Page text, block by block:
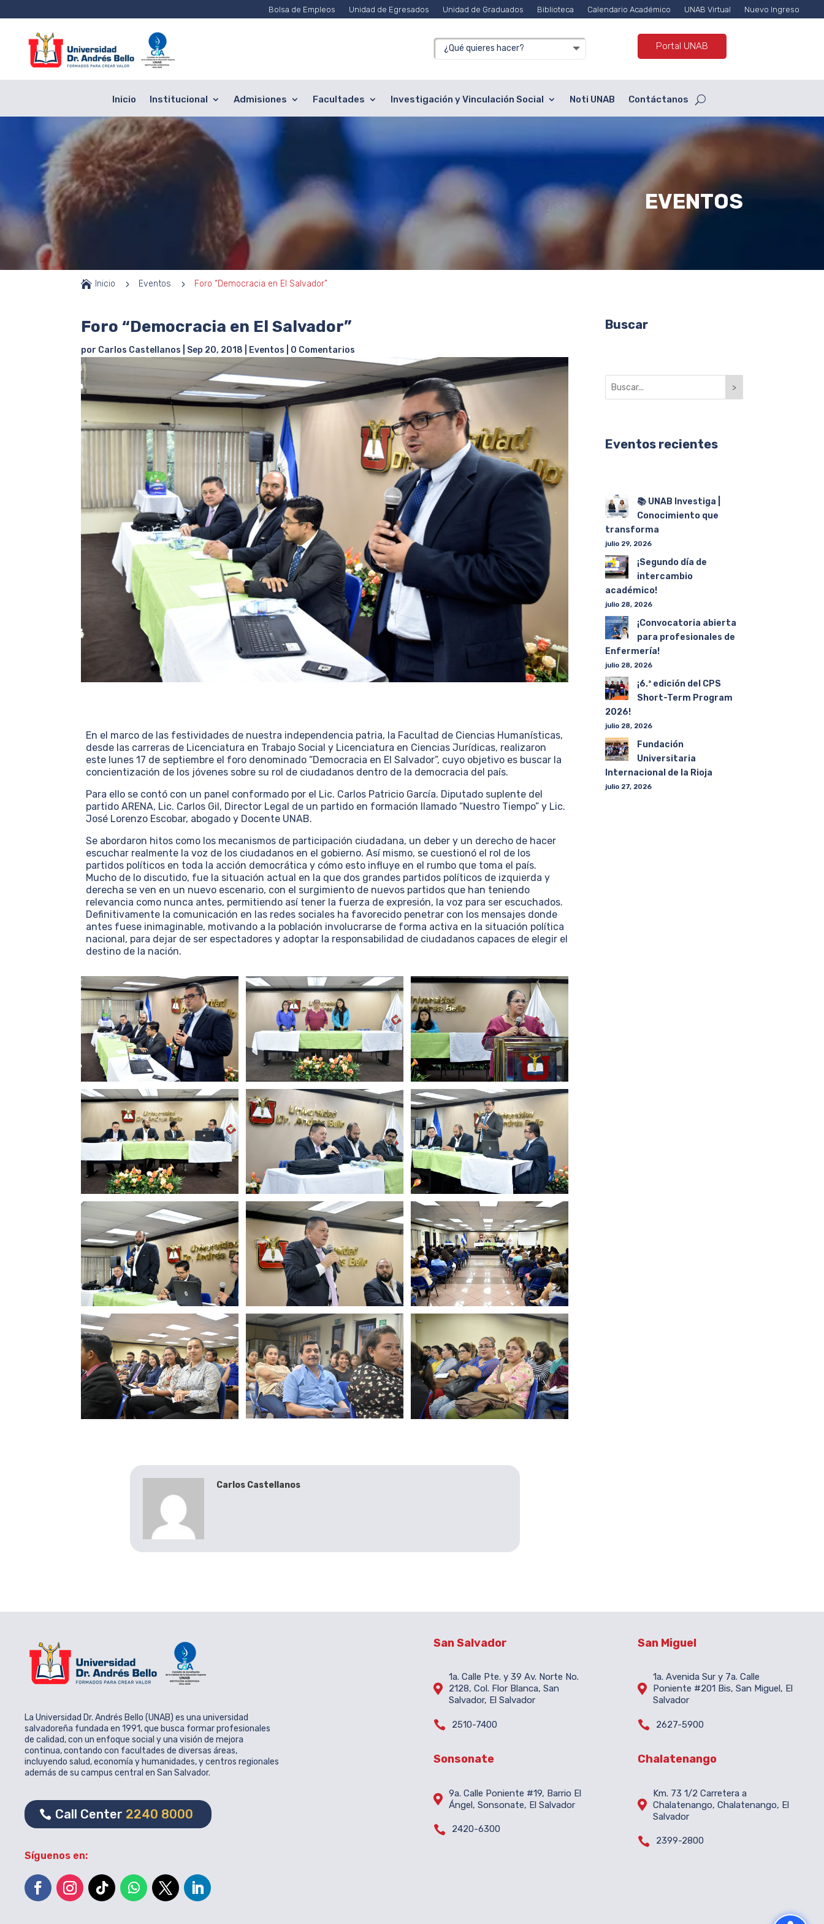
Bolsa de Empleos Unidad de Egresados Unidad de Graduados Biblioteca Calendario Académico UNAB Virtual Nuevo Ingreso
Portal UNAB
Inicio Institucional Admisiones Facultades Investigación y Vinculación Social Noti UNAB Contáctanos
EVENTOS
 Inicio 5 Eventos 5 Foro “Democracia en El Salvador”
Foro “Democracia en El Salvador”
por Carlos Castellanos Sep 20, 2018 Eventos 0 Comentarios
En el marco de las festividades de nuestra independencia patria, la Facultad de Ciencias Humanísticas,
desde las carreras de Licenciatura en Trabajo Social y Licenciatura en Ciencias Jurídicas, realizaron
este lunes 17 de septiembre el foro denominado “Democracia en El Salvador”, cuyo objetivo es buscar la
concientización de los jóvenes sobre su rol de ciudadanos dentro de la democracia del país.
Para ello se contó con un panel conformado por el Lic. Carlos Patricio García. Diputado suplente del
partido ARENA, Lic. Carlos Gil, Director Legal de un partido en formación llamado “Nuestro Tiempo” y Lic.
José Lorenzo Escobar, abogado y Docente UNAB.
Se abordaron hitos como los mecanismos de participación ciudadana, un deber y un derecho de hacer
escuchar realmente la voz de los ciudadanos en el gobierno. Así mismo, se cuestionó el rol de los
partidos políticos en toda la acción democrática y cómo esto influye en el rumbo que toma el país.
Mucho de lo discutido, fue la situación actual en la que dos grandes partidos políticos de izquierda y
derecha se ven en un nuevo escenario, con el surgimiento de nuevos partidos que han teniendo
relevancia como nunca antes, permitiendo así tener la fuerza de expresión, la voz para ser escuchados.
Definitivamente la comunicación en las redes sociales ha favorecido penetrar con los mensajes donde
antes fuese inimaginable, motivando a la población involucrarse de forma activa en la situación política
nacional, para dejar de ser espectadores y adoptar la responsabilidad de ciudadanos capaces de elegir el
destino de la nación.
Carlos Castellanos
Buscar
>
Eventos recientes
📚 UNAB Investiga |
Conocimiento que
transforma
julio 29, 2026
¡Segundo día de
intercambio
académico!
julio 28, 2026
¡Convocatoria abierta
para profesionales de
Enfermería!
julio 28, 2026
¡6.ª edición del CPS
Short-Term Program
2026!
julio 28, 2026
Fundación
Universitaria
Internacional de la Rioja
julio 27, 2026
La Universidad Dr. Andrés Bello (UNAB) es una universidad
salvadoreña fundada en 1991, que busca formar profesionales
de calidad, con un enfoque social y una visión de mejora
continua, contando con facultades de diversas áreas,
incluyendo salud, economía y humanidades, y centros regionales
además de su campus central en San Salvador.
Call Center 2240 8000
Síguenos en:
San Salvador

1a. Calle Pte. y 39 Av. Norte No.
2128, Col. Flor Blanca, San
Salvador, El Salvador
 2510-7400
Sonsonate
 9a. Calle Poniente #19, Barrio El
Ángel, Sonsonate, El Salvador
 2420-6300
San Miguel

1a. Avenida Sur y 7a. Calle
Poniente #201 Bis, San Miguel, El
Salvador
 2627-5900
Chalatenango

Km. 73 1/2 Carretera a
Chalatenango, Chalatenango, El
Salvador
 2399-2800